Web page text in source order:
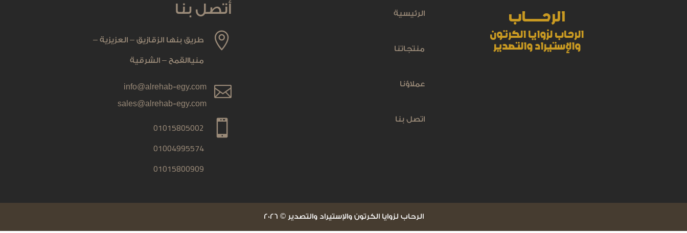
أتصل بنا
 طريق بنها الزقازيق – العزيزية –
منياالقمح – الشرقية

info@alrehab-egy.com
sales@alrehab-egy.com

01015805002
01004995574
01015800909
الرئيسية
منتجاتنا
عملاؤنا
اتصل بنا
الرحــــــــــاب
الرحاب لزوايا الكرتون
والإستيراد والتصدير
​الرحاب لزوايا الكرتون والإستيراد والتصدير © 2026